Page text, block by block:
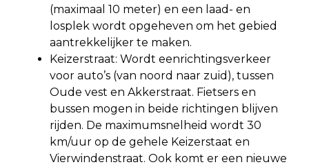
(maximaal 10 meter) en een laad- en
losplek wordt opgeheven om het gebied
aantrekkelijker te maken.
Keizerstraat: Wordt eenrichtingsverkeer
voor auto’s (van noord naar zuid), tussen
Oude vest en Akkerstraat. Fietsers en
bussen mogen in beide richtingen blijven
rijden. De maximumsnelheid wordt 30
km/uur op de gehele Keizerstaat en
Vierwindenstraat. Ook komt er een nieuwe